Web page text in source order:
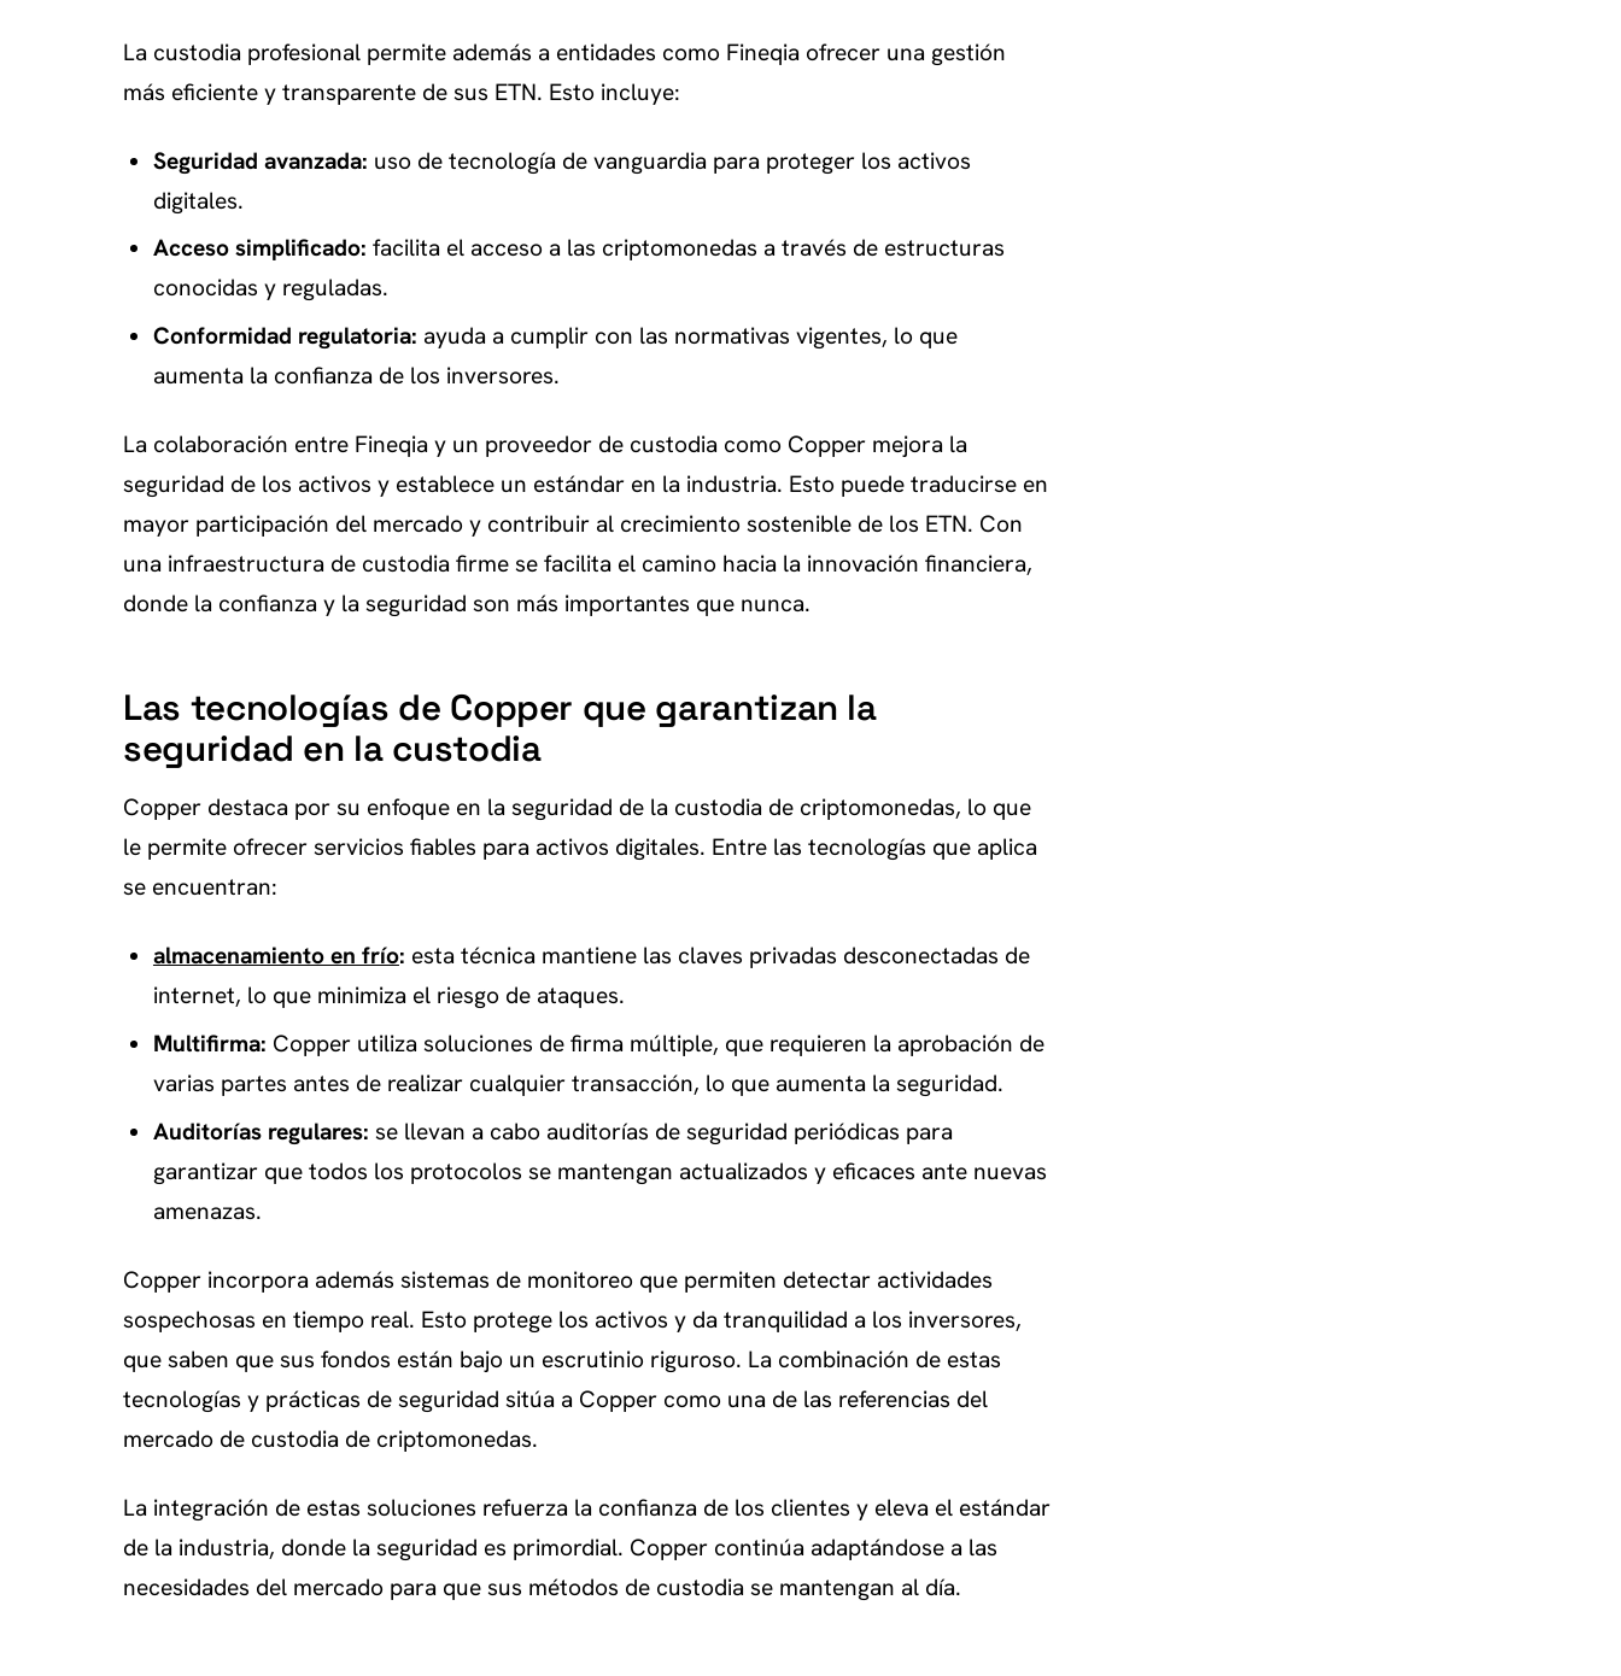
La custodia profesional permite además a entidades como Fineqia ofrecer una gestión
más eficiente y transparente de sus ETN. Esto incluye:
Seguridad avanzada: uso de tecnología de vanguardia para proteger los activos
digitales.
Acceso simplificado: facilita el acceso a las criptomonedas a través de estructuras
conocidas y reguladas.
Conformidad regulatoria: ayuda a cumplir con las normativas vigentes, lo que
aumenta la confianza de los inversores.
La colaboración entre Fineqia y un proveedor de custodia como Copper mejora la
seguridad de los activos y establece un estándar en la industria. Esto puede traducirse en
mayor participación del mercado y contribuir al crecimiento sostenible de los ETN. Con
una infraestructura de custodia firme se facilita el camino hacia la innovación financiera,
donde la confianza y la seguridad son más importantes que nunca.
Las tecnologías de Copper que garantizan la
seguridad en la custodia
Copper destaca por su enfoque en la seguridad de la custodia de criptomonedas, lo que
le permite ofrecer servicios fiables para activos digitales. Entre las tecnologías que aplica
se encuentran:
almacenamiento en frío: esta técnica mantiene las claves privadas desconectadas de
internet, lo que minimiza el riesgo de ataques.
Multifirma: Copper utiliza soluciones de firma múltiple, que requieren la aprobación de
varias partes antes de realizar cualquier transacción, lo que aumenta la seguridad.
Auditorías regulares: se llevan a cabo auditorías de seguridad periódicas para
garantizar que todos los protocolos se mantengan actualizados y eficaces ante nuevas
amenazas.
Copper incorpora además sistemas de monitoreo que permiten detectar actividades
sospechosas en tiempo real. Esto protege los activos y da tranquilidad a los inversores,
que saben que sus fondos están bajo un escrutinio riguroso. La combinación de estas
tecnologías y prácticas de seguridad sitúa a Copper como una de las referencias del
mercado de custodia de criptomonedas.
La integración de estas soluciones refuerza la confianza de los clientes y eleva el estándar
de la industria, donde la seguridad es primordial. Copper continúa adaptándose a las
necesidades del mercado para que sus métodos de custodia se mantengan al día.